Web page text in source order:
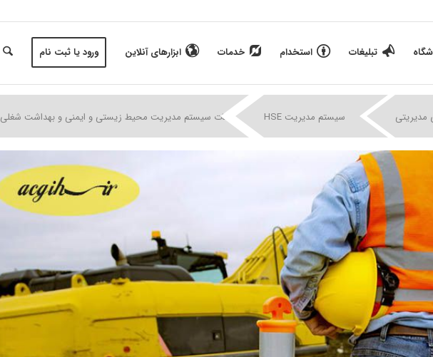
تبلیغات استخدام خدمات ابزارهای آنلاین ورود یا ثبت نام
| سیستم مدیریت HSE الزامات سیستم مدیریت محیط زیستی و ایمنی و بهداشت شغلی